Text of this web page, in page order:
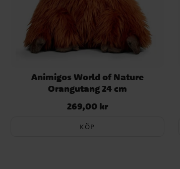
Animigos World of Nature
Orangutang 24 cm
Pris:269,00 kr
269,00 kr
KÖP